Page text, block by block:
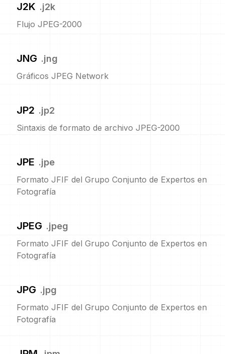
J2K .j2k
Flujo JPEG-2000
JNG .jng
Gráficos JPEG Network
JP2 .jp2
Sintaxis de formato de archivo JPEG-2000
JPE .jpe
Formato JFIF del Grupo Conjunto de Expertos en
Fotografía
JPEG .jpeg
Formato JFIF del Grupo Conjunto de Expertos en
Fotografía
JPG .jpg
Formato JFIF del Grupo Conjunto de Expertos en
Fotografía